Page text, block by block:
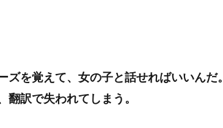
ズを覚えて、女の子と話せればいいんだ。
翻訳で失われてしまう。